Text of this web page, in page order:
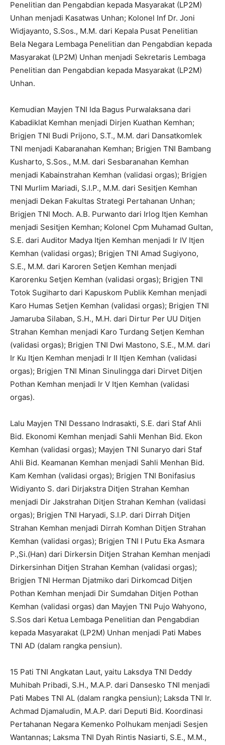
Penelitian dan Pengabdian kepada Masyarakat (LP2M)
Unhan menjadi Kasatwas Unhan; Kolonel Inf Dr. Joni
Widjayanto, S.Sos., M.M. dari Kepala Pusat Penelitian
Bela Negara Lembaga Penelitian dan Pengabdian kepada
Masyarakat (LP2M) Unhan menjadi Sekretaris Lembaga
Penelitian dan Pengabdian kepada Masyarakat (LP2M)
Unhan.
Kemudian Mayjen TNI Ida Bagus Purwalaksana dari
Kabadiklat Kemhan menjadi Dirjen Kuathan Kemhan;
Brigjen TNI Budi Prijono, S.T., M.M. dari Dansatkomlek
TNI menjadi Kabaranahan Kemhan; Brigjen TNI Bambang
Kusharto, S.Sos., M.M. dari Sesbaranahan Kemhan
menjadi Kabainstrahan Kemhan (validasi orgas); Brigjen
TNI Murlim Mariadi, S.I.P., M.M. dari Sesitjen Kemhan
menjadi Dekan Fakultas Strategi Pertahanan Unhan;
Brigjen TNI Moch. A.B. Purwanto dari Irlog Itjen Kemhan
menjadi Sesitjen Kemhan; Kolonel Cpm Muhamad Gultan,
S.E. dari Auditor Madya Itjen Kemhan menjadi Ir IV Itjen
Kemhan (validasi orgas); Brigjen TNI Amad Sugiyono,
S.E., M.M. dari Karoren Setjen Kemhan menjadi
Karorenku Setjen Kemhan (validasi orgas); Brigjen TNI
Totok Sugiharto dari Kapuskom Publik Kemhan menjadi
Karo Humas Setjen Kemhan (validasi orgas); Brigjen TNI
Jamaruba Silaban, S.H., M.H. dari Dirtur Per UU Ditjen
Strahan Kemhan menjadi Karo Turdang Setjen Kemhan
(validasi orgas); Brigjen TNI Dwi Mastono, S.E., M.M. dari
Ir Ku Itjen Kemhan menjadi Ir II Itjen Kemhan (validasi
orgas); Brigjen TNI Minan Sinulingga dari Dirvet Ditjen
Pothan Kemhan menjadi Ir V Itjen Kemhan (validasi
orgas).
Lalu Mayjen TNI Dessano Indrasakti, S.E. dari Staf Ahli
Bid. Ekonomi Kemhan menjadi Sahli Menhan Bid. Ekon
Kemhan (validasi orgas); Mayjen TNI Sunaryo dari Staf
Ahli Bid. Keamanan Kemhan menjadi Sahli Menhan Bid.
Kam Kemhan (validasi orgas); Brigjen TNI Bonifasius
Widiyanto S. dari Dirjakstra Ditjen Strahan Kemhan
menjadi Dir Jakstrahan Ditjen Strahan Kemhan (validasi
orgas); Brigjen TNI Haryadi, S.I.P. dari Dirrah Ditjen
Strahan Kemhan menjadi Dirrah Komhan Ditjen Strahan
Kemhan (validasi orgas); Brigjen TNI I Putu Eka Asmara
P.,Si.(Han) dari Dirkersin Ditjen Strahan Kemhan menjadi
Dirkersinhan Ditjen Strahan Kemhan (validasi orgas);
Brigjen TNI Herman Djatmiko dari Dirkomcad Ditjen
Pothan Kemhan menjadi Dir Sumdahan Ditjen Pothan
Kemhan (validasi orgas) dan Mayjen TNI Pujo Wahyono,
S.Sos dari Ketua Lembaga Penelitian dan Pengabdian
kepada Masyarakat (LP2M) Unhan menjadi Pati Mabes
TNI AD (dalam rangka pensiun).
15 Pati TNI Angkatan Laut, yaitu Laksdya TNI Deddy
Muhibah Pribadi, S.H., M.A.P. dari Dansesko TNI menjadi
Pati Mabes TNI AL (dalam rangka pensiun); Laksda TNI Ir.
Achmad Djamaludin, M.A.P. dari Deputi Bid. Koordinasi
Pertahanan Negara Kemenko Polhukam menjadi Sesjen
Wantannas; Laksma TNI Dyah Rintis Nasiarti, S.E., M.M.,